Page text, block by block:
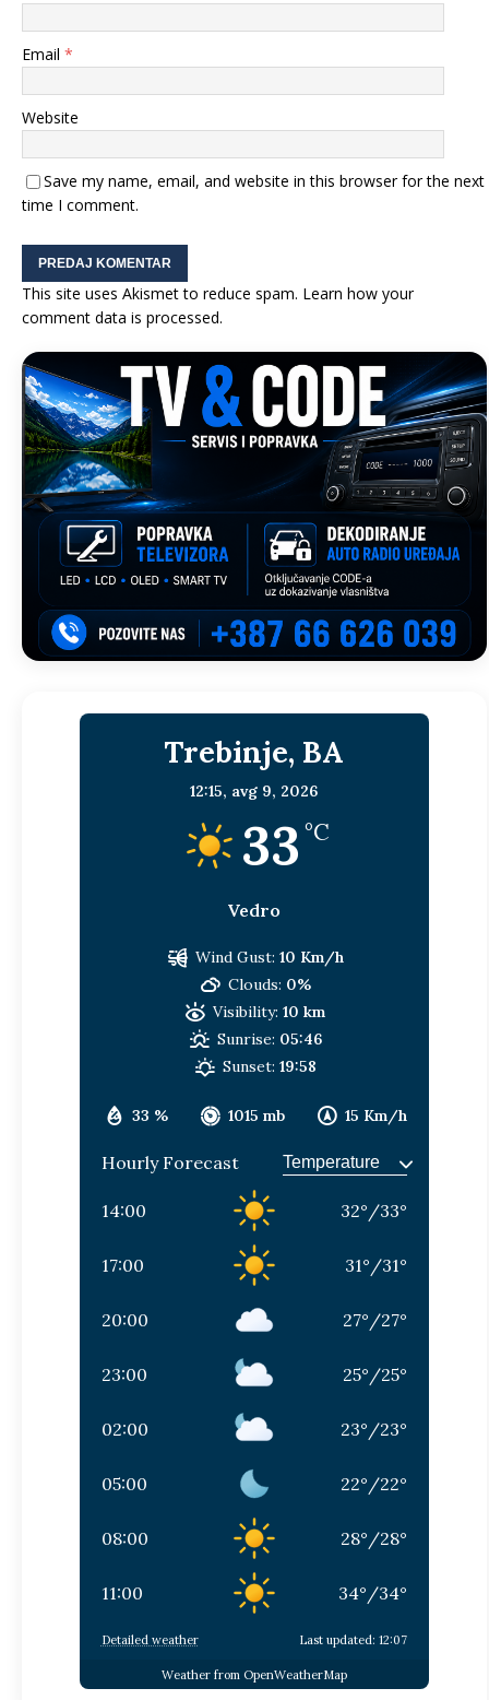
Email *
Website
Save my name, email, and website in this browser for the next
time I comment.
This site uses Akismet to reduce spam. Learn how your
comment data is processed.
Trebinje, BA
12:15, avg 9, 2026
33 °C
Vedro
33 % 1015 mb 15 Km/h
Wind Gust: 10 Km/h
Clouds: 0%
Visibility: 10 km
Sunrise: 05:46
Sunset: 19:58
Hourly Forecast
14:00 32°/33°
17:00 31°/31°
20:00 27°/27°
23:00 25°/25°
02:00 23°/23°
05:00 22°/22°
08:00 28°/28°
11:00 34°/34°
Detailed weather Last updated: 12:07
Weather from OpenWeatherMap